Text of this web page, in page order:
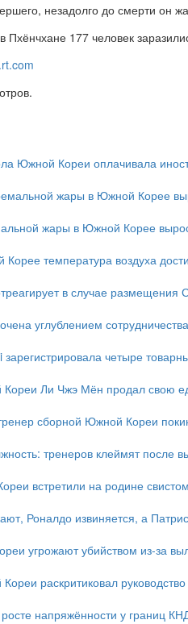
незадолго до смерти он
Пхёнчхане 177 человек
Южной Кореи оплачивала
жары в Южной Корее
жары в Южной Корее
температура воздуха
в случае размещения
углублением
четыре
Ли Чжэ Мён продал свою
сборной Южной Кореи
тренеров клеймят
встретили на родине
Роналдо извиняется, а
угрожают убийством из-за
раскритиковал
напряжённости у границ